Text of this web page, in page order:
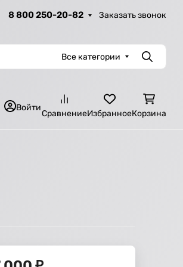
8 800 250-20-82 Заказать звонок
Все категории Поиск
Войти
СравнениеИзбранноеКорзина